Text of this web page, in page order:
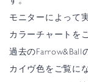
モニターによって
カラーチャートを
過去のFarrow&Ball
カイヴ色をご覧に